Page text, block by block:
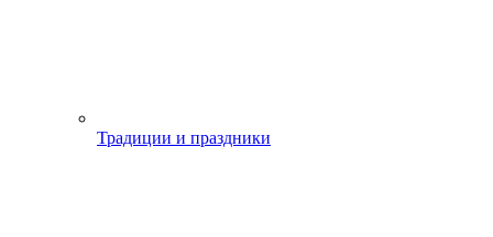
Традиции и праздники